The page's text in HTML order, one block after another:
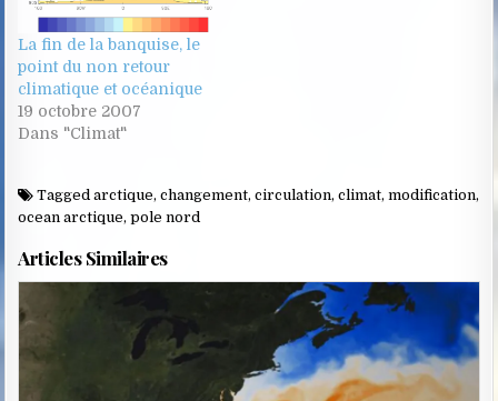
La fin de la banquise, le
point du non retour
climatique et océanique
19 octobre 2007
Dans "Climat"
Taggedarctique,changement,circulation,climat,modification,
ocean arctique,pole nord
Articles Similaires
Posted
in